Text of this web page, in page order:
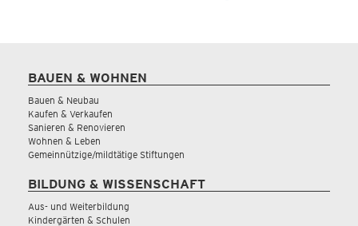
BAUEN & WOHNEN
Bauen & Neubau
Kaufen & Verkaufen
Sanieren & Renovieren
Wohnen & Leben
Gemeinnützige/mildtätige Stiftungen
BILDUNG & WISSENSCHAFT
Aus- und Weiterbildung
Kindergärten & Schulen